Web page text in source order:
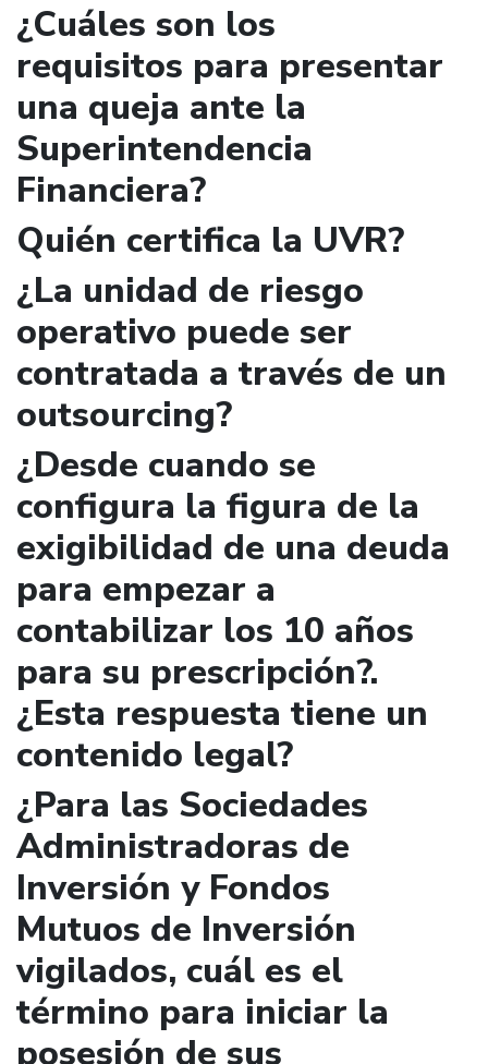
¿Cuáles son los
requisitos para presentar
una queja ante la
Superintendencia
Financiera?
Quién certifica la UVR?
¿La unidad de riesgo
operativo puede ser
contratada a través de un
outsourcing?
¿Desde cuando se
configura la figura de la
exigibilidad de una deuda
para empezar a
contabilizar los 10 años
para su prescripción?.
¿Esta respuesta tiene un
contenido legal?
¿Para las Sociedades
Administradoras de
Inversión y Fondos
Mutuos de Inversión
vigilados, cuál es el
término para iniciar la
posesión de sus